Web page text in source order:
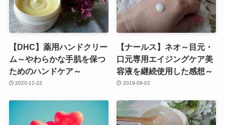
【DHC】薬用ハンドクリー
ム～やわらかな手肌を保つ
ためのハンドケア～
2020-12-22
【ナールス】ネオ～目元・
口元専用エイジングケア美
容液を継続使用した感想～
2019-09-02